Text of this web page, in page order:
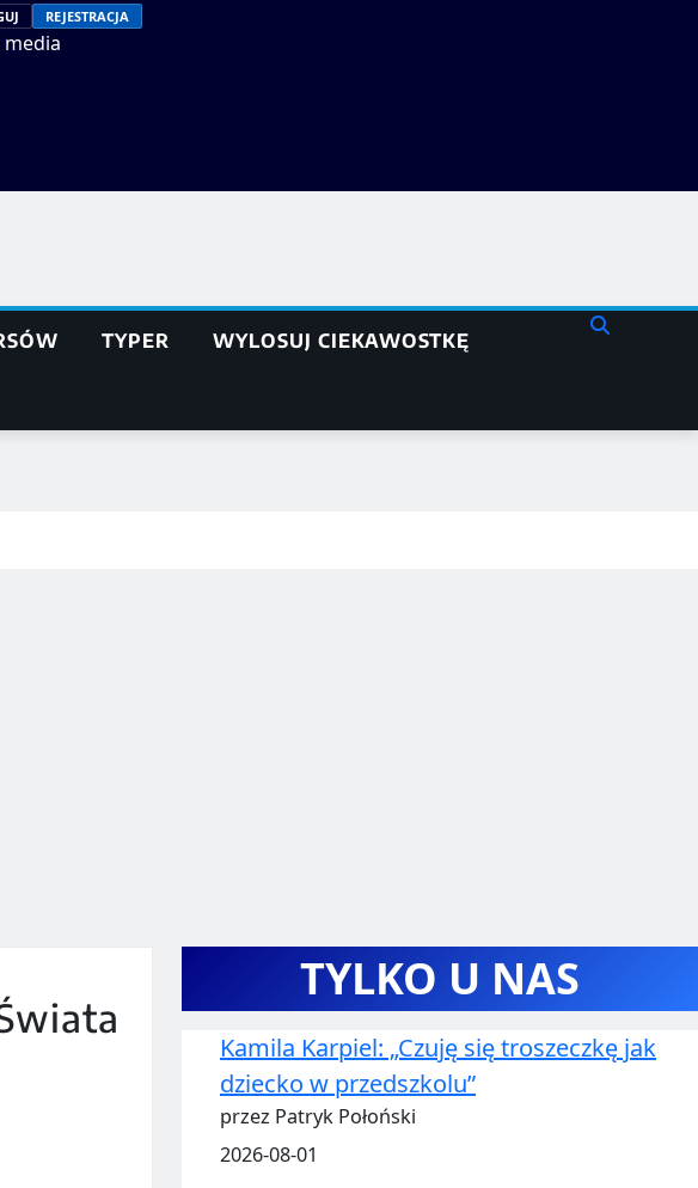
REJESTRACJA
media
TYPER WYLOSUJ CIEKAWOSTKĘ
TYLKO U NAS
Kamila Karpiel: „Czuję się troszeczkę jak
dziecko w przedszkolu”
przez Patryk Połoński
2026-08-01